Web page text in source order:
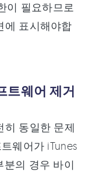
이 필요하므로
에 표시해야합
트웨어 제거
히 동일한 문제
웨어가 iTunes
분의 경우 바이